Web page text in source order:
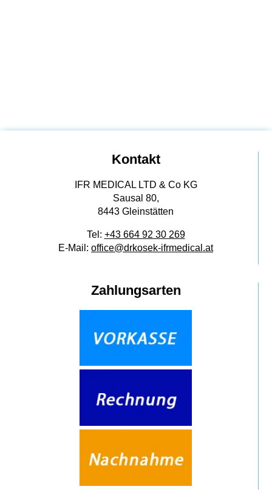
Kontakt
IFR MEDICAL LTD & Co KG
Sausal 80,
8443 Gleinstätten
Tel: +43 664 92 30 269
E-Mail: office@drkosek-ifrmedical.at
Zahlungsarten